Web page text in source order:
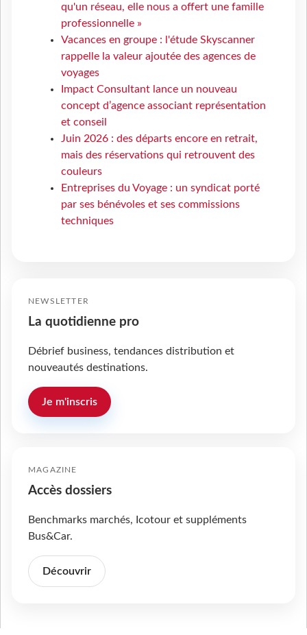
qu'un réseau, elle nous a offert une famille
professionnelle »
Vacances en groupe : l'étude Skyscanner
rappelle la valeur ajoutée des agences de
voyages
Impact Consultant lance un nouveau
concept d’agence associant représentation
et conseil
Juin 2026 : des départs encore en retrait,
mais des réservations qui retrouvent des
couleurs
Entreprises du Voyage : un syndicat porté
par ses bénévoles et ses commissions
techniques
NEWSLETTER
La quotidienne pro
Débrief business, tendances distribution et
nouveautés destinations.
Je m'inscris
MAGAZINE
Accès dossiers
Benchmarks marchés, Icotour et suppléments
Bus&Car.
Découvrir